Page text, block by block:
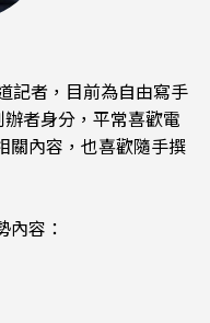
記者，目前為自由寫手
者身分，平常喜歡電
關內容，也喜歡隨手撰
內容：